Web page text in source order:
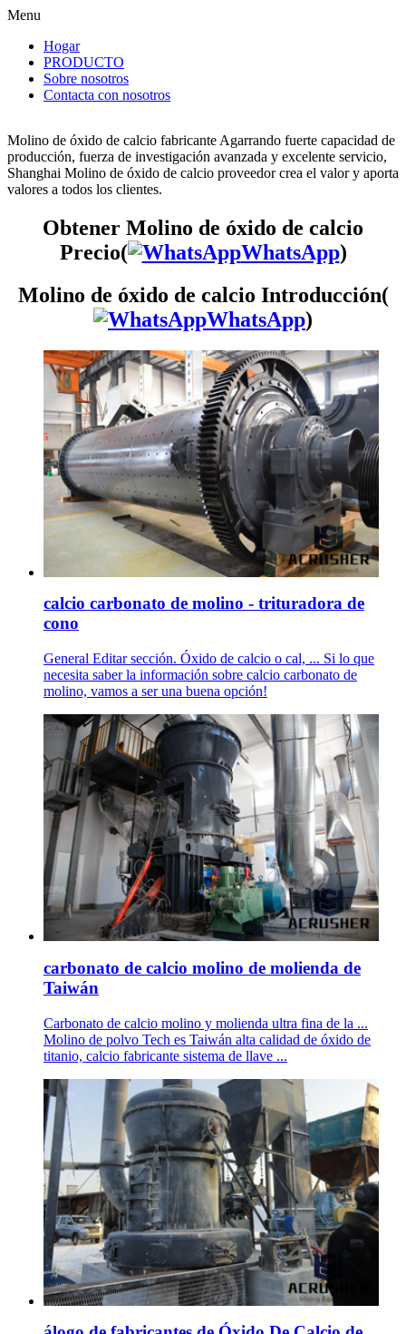
Menu
Hogar
PRODUCTO
Sobre nosotros
Contacta con nosotros
Molino de óxido de calcio fabricante Agarrando fuerte capacidad de
producción, fuerza de investigación avanzada y excelente servicio,
Shanghai Molino de óxido de calcio proveedor crea el valor y aporta
valores a todos los clientes.
Obtener Molino de óxido de calcio
Precio(
WhatsApp)
Molino de óxido de calcio Introducción(
WhatsApp)
calcio carbonato de molino - trituradora de
cono
General Editar sección. Óxido de calcio o cal, ... Si lo que
necesita saber la información sobre calcio carbonato de
molino, vamos a ser una buena opción!
carbonato de calcio molino de molienda de
Taiwán
Carbonato de calcio molino y molienda ultra fina de la ...
Molino de polvo Tech es Taiwán alta calidad de óxido de
titanio, calcio fabricante sistema de llave ...